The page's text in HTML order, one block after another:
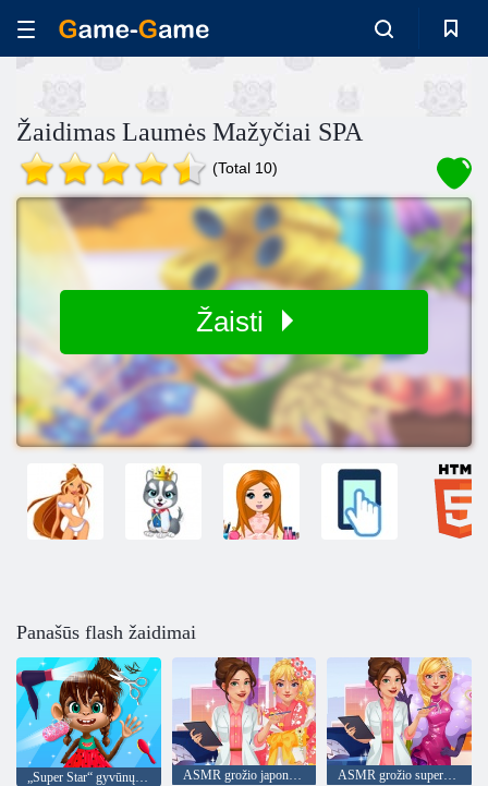
Žaidimas Laumės Mažyčiai SPA
(Total 10)
Žaisti
Panašūs flash žaidimai
„Super Star“ gyvūnų salonas ASMR grožio japonų SPA ASMR grožio superžvaigždė